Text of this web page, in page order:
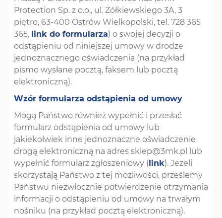
Protection Sp. z o.o., ul. Żółkiewskiego 3A, 3
piętro, 63-400 Ostrów Wielkopolski, tel. 728 365
365, link do formularza) o swojej decyzji o
odstąpieniu od niniejszej umowy w drodze
jednoznacznego oświadczenia (na przykład
pismo wysłane pocztą, faksem lub pocztą
elektroniczną).
Wzór formularza odstąpienia od umowy
Mogą Państwo również wypełnić i przesłać
formularz odstąpienia od umowy lub
jakiekolwiek inne jednoznaczne oświadczenie
drogą elektroniczną na adres sklep@3mk.pl
lub
wypełnić formularz zgłoszeniowy (link). Jeżeli
skorzystają Państwo z tej możliwości, prześlemy
Państwu niezwłocznie potwierdzenie otrzymania
informacji o odstąpieniu od umowy na trwałym
nośniku (na przykład pocztą elektroniczną).